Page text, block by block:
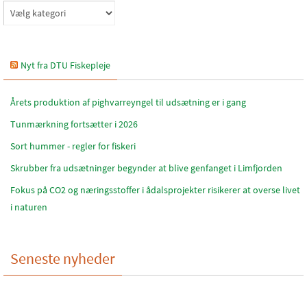
Katagorier
Nyt fra DTU Fiskepleje
Årets produktion af pighvarreyngel til udsætning er i gang
Tunmærkning fortsætter i 2026
Sort hummer - regler for fiskeri
Skrubber fra udsætninger begynder at blive genfanget i Limfjorden
Fokus på CO2 og næringsstoffer i ådalsprojekter risikerer at overse livet
i naturen
Seneste nyheder